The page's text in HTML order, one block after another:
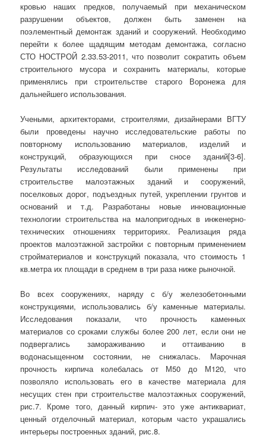
кровью наших предков, получаемый при механическом
разрушении объектов, должен быть заменен на
поэлементный демонтаж зданий и сооружений. Необходимо
перейти к более щадящим методам демонтажа, согласно
СТО НОСТРОЙ 2.33.53-2011, что позволит сократить объем
строительного мусора и сохранить материалы, которые
применялись при строительстве старого Воронежа для
дальнейшего использования.
Учеными, архитекторами, строителями, дизайнерами ВГТУ
были проведены научно исследовательские работы по
повторному использованию материалов, изделий и
конструкций, образующихся при сносе зданий[3-6].
Результаты исследований были применены при
строительстве малоэтажных зданий и сооружений,
поселковых дорог, подъездных путей, укреплении грунтов и
оснований и т.д. Разработаны новые инновационные
технологии строительства на малопригодных в инженерно-
технических отношениях территориях. Реализация ряда
проектов малоэтажной застройки с повторным применением
стройматериалов и конструкций показала, что стоимость 1
кв.метра их площади в среднем в три раза ниже рыночной.
Во всех сооружениях, наряду с б/у железобетонными
конструкциями, использовались б/у каменные материалы.
Исследования показали, что прочность каменных
материалов со сроками службы более 200 лет, если они не
подвергались замораживанию и оттаиванию в
водонасыщенном состоянии, не снижалась. Марочная
прочность кирпича колебалась от М50 до М120, что
позволяло использовать его в качестве материала для
несущих стен при строительстве малоэтажных сооружений,
рис.7. Кроме того, данный кирпич- это уже антиквариат,
ценный отделочный материал, которым часто украшались
интерьеры построенных зданий, рис.8.